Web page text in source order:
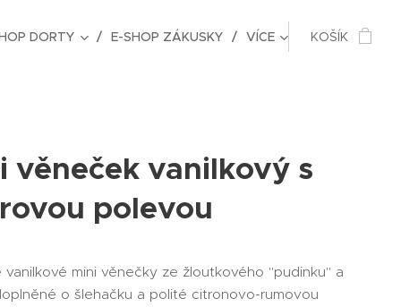
DORTY E-SHOP ZÁKUSKY VÍCE KOŠÍK
věneček vanilkový s
polevou
vanilkové mini věnečky ze žloutkového "pudinku" a
o šlehačku a polité citronovo-rumovou